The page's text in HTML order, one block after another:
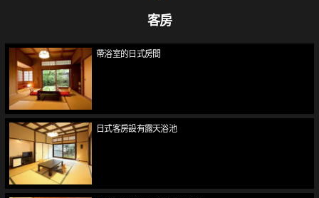
客房
帶浴室的日式房間
日式客房設有露天浴池